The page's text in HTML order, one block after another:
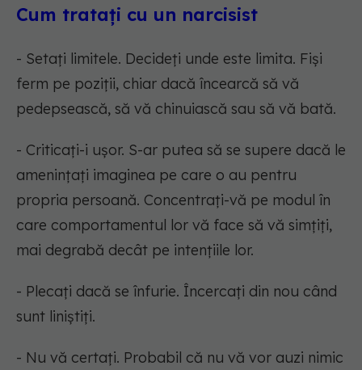
Cum tratați cu un narcisist
- Setați limitele. Decideți unde este limita. Fiși
ferm pe poziții, chiar dacă încearcă să vă
pedepsească, să vă chinuiască sau să vă bată.
- Criticați-i ușor. S-ar putea să se supere dacă le
amenințați imaginea pe care o au pentru
propria persoană. Concentrați-vă pe modul în
care comportamentul lor vă face să vă simțiți,
mai degrabă decât pe intențiile lor.
- Plecați dacă se înfurie. Încercați din nou când
sunt liniștiți.
- Nu vă certați. Probabil că nu vă vor auzi nimic